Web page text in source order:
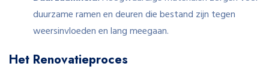
duurzame ramen en deuren die bestand zijn tegen
weersinvloeden en lang meegaan.
Het Renovatieproces